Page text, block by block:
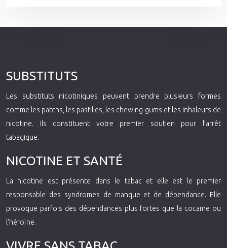
SUBSTITUTS
Les substituts nicotiniques peuvent prendre plusieurs formes
comme les patchs, les pastilles, les chewing-gums et les inhaleurs de
nicotine. Ils constituent votre premier soutien pour l’arrêt
tabagique.
NICOTINE ET SANTÉ
La nicotine est présente dans le tabac et elle est le premier
responsable des syndromes de manque et de dépendance. Elle
provoque parfois des dépendances plus fortes que la cocaïne ou
l’héroïne.